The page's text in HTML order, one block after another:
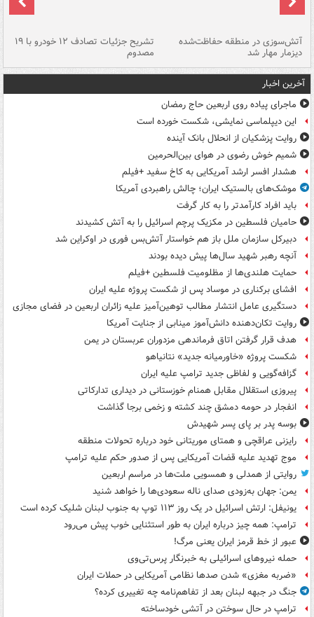
آتش‌سوزی در منطقه حفاظت‌شده
دیزمار مهار شد
تشریح جزئیات تصادف ۱۲ خودرو با ۱۹
مصدوم
آخرین اخبار
ماجرای پیاده روی اربعین حاج رمضان
این دیپلماسی نمایشی، شکست خورده است
روایت پزشکیان از انحلال بانک آینده
شمیم خوش رضوی در هوای بین‌الحرمین
هشدار افسر ارشد آمریکایی به کاخ سفید +فیلم
موشک‌های بالستیک ایران؛ چالش راهبردی آمریکا
باید افراد کارآمدتر را به کار گرفت
حامیان فلسطین در مکزیک پرچم اسرائیل را به آتش کشیدند
دبیرکل سازمان ملل باز هم خواستار آتش‌بس فوری در اوکراین شد
آنچه رهبر شهید سال‌ها پیش دیده بودند
حمایت هلندی‌ها از مظلومیت فلسطین +فیلم
افشای برکناری در موساد پس از شکست پروژه علیه ایران
دستگیری عامل انتشار مطالب توهین‌آمیز علیه زائران اربعین در فضای مجازی
روایت تکان‌دهنده دانش‌آموز مینابی از جنایت آمریکا
هدف قرار گرفتن اتاق‌ فرماندهی مزدوران عربستان در یمن
شکست پروژه «خاورمیانه جدید» نتانیاهو
گزافه‌گویی و لفاظی جدید ترامپ علیه ایران
پیروزی استقلال مقابل همنام خوزستانی در دیداری تدارکاتی
انفجار در حومه دمشق چند کشته و زخمی برجا گذاشت
بوسه‌ پدر بر پای پسر شهیدش
رایزنی عراقچی و همتای موریتانی خود درباره تحولات منطقه
موج تهدید علیه قضات آمریکایی پس از صدور حکم علیه ترامپ
روایتی از همدلی و همسویی ملت‌ها در مراسم اربعین
یمن: جهان به‌زودی صدای ناله سعودی‌ها را خواهد شنید
یونیفل: ارتش اسرائیل در یک روز ۱۱۳ توپ به جنوب لبنان شلیک کرده است
ترامپ: همه چیز درباره ایران به طور استثنایی خوب پیش می‌رود
عبور از خط قرمز ایران یعنی مرگ!
حمله نیروهای اسرائیلی به خبرنگار پرس‌تی‌وی
«ضربه مغزی» شدن صدها نظامی آمریکایی در حملات ایران
جنگ در جبهه لبنان بعد از تفاهم‌نامه چه تغییری کرده؟
ترامپ در حال سوختن در آتشی خودساخته